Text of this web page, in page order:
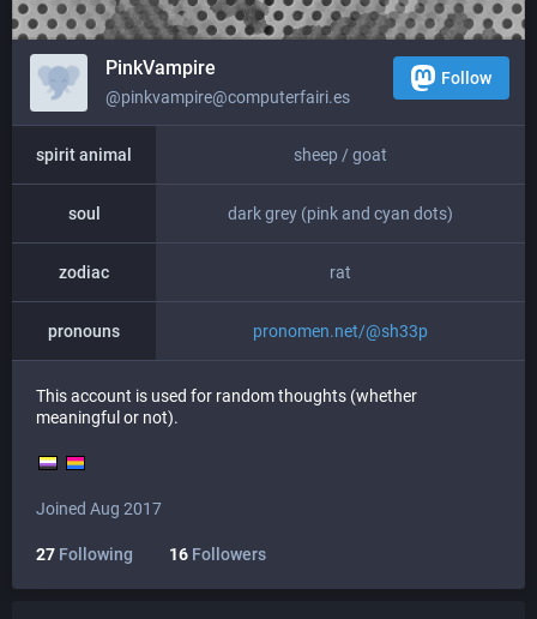
PinkVampire
@pinkvampire@computerfairi.es
Follow
spirit animal sheep / goat
soul dark grey (pink and cyan dots)
zodiac rat
pronouns pronomen.net/@sh33p
This account is used for random thoughts (whether
meaningful or not).
Joined Aug 2017
27 Following 16 Followers